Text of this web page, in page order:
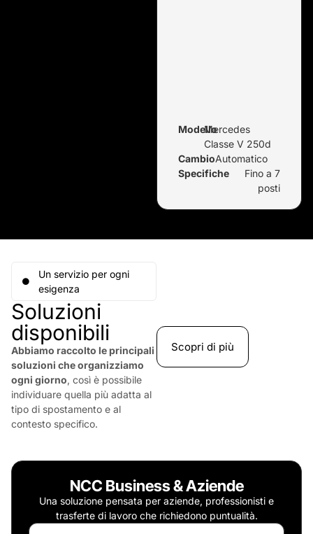
ModelloMercedes
Classe V 250d
CambioAutomatico
Specifiche
Fino a 7
posti
Un servizio per ogni
esigenza
Soluzioni
disponibili
Abbiamo raccolto le principali
soluzioni che organizziamo
ogni giorno, così è possibile
individuare quella più adatta al
tipo di spostamento e al
contesto specifico.
Scopri di più
NCC Business & Aziende
Una soluzione pensata per aziende, professionisti e
trasferte di lavoro che richiedono puntualità.